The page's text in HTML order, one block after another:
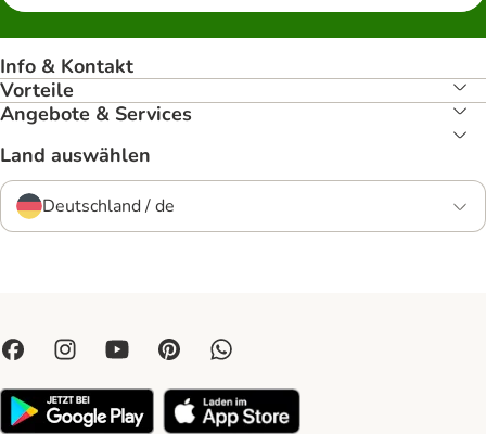
Info & Kontakt
Vorteile
Angebote & Services
Land auswählen
Deutschland / de